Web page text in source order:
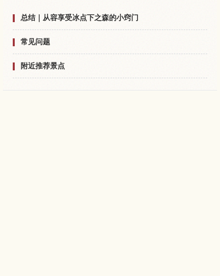
总结｜从容享受冰点下之森的小窍门
常见问题
附近推荐景点